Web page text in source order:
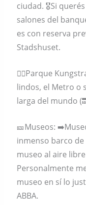
ciudad. 🎖Si
salones del
es con reserva
Stadshuset.
🚶‍♀️Parque
lindos, el Metro o
larga del mundo
🎫Museos:
inmenso barco de
museo al aire
Personalmente
museo en sí lo
ABBA.